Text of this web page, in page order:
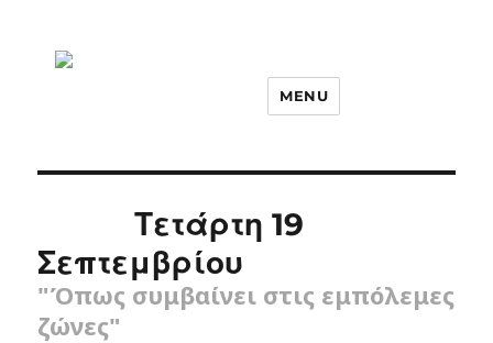
MENU
Τετάρτη 19
Σεπτεμβρίου
"Όπως συμβαίνει στις εμπόλεμες
ζώνες"